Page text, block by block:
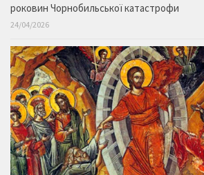
роковин Чорнобильської катастрофи
24/04/2026